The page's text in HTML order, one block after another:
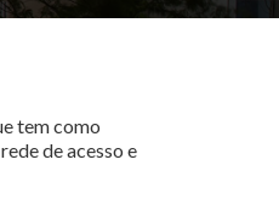
tem como
de acesso e